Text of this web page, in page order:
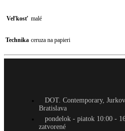
Veľkosť malé
Technika ceruza na papieri
DOT. Contemporary,
Bratislava
pondelok - piatok 10:00 -
zatvorené